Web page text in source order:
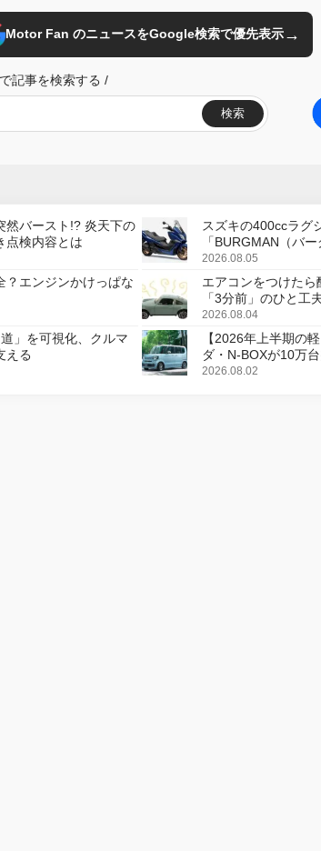
Motor Fan のニュースをGoogle検索で優先表示→
記事を検索する /
検索
然バースト!? 炎天下の
点検内容とは
スズキの400ccラグ
「BURGMAN（バ
更し、8月18日に発売
2026.08.05
？エンジンかけっぱな
エアコンをつけた
「3分前」のひと工
2026.08.04
」を可視化、クルマ
える
【2026年上半期の
ダ・N-BOXが10万
2026.08.02